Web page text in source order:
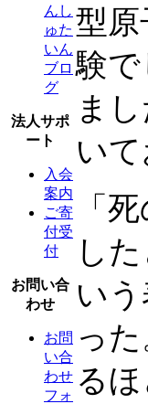
んし
ゅた
いん
ブロ
グ
法人サポ
ート
入会
案内
ご寄
付受
付
お問い合
わせ
お問
い合
わせ
フォ
型原
験
ま
いて
「
し
い
っ
る